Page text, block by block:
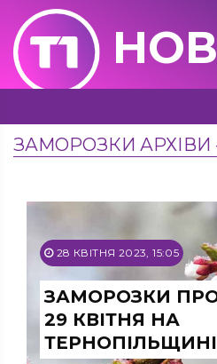
ЗАМОРОЗКИ АРХІВИ
28 КВІТНЯ 2023, 15:05
ЗАМОРОЗКИ
29 КВІТНЯ НА
ТЕРНОПІЛЬЩИНІ